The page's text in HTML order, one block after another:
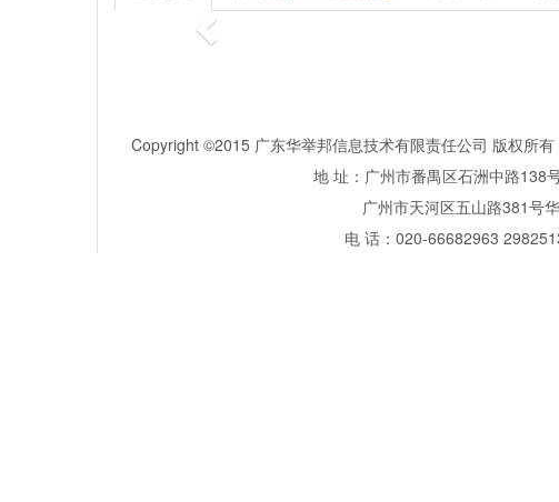
Copyright ©2015 广东华举邦信息技术有限责任公司 版权所
地 址：广州市番禺区石洲中路138
广州市天河区五山路381号华南理
电 话：020-66682963